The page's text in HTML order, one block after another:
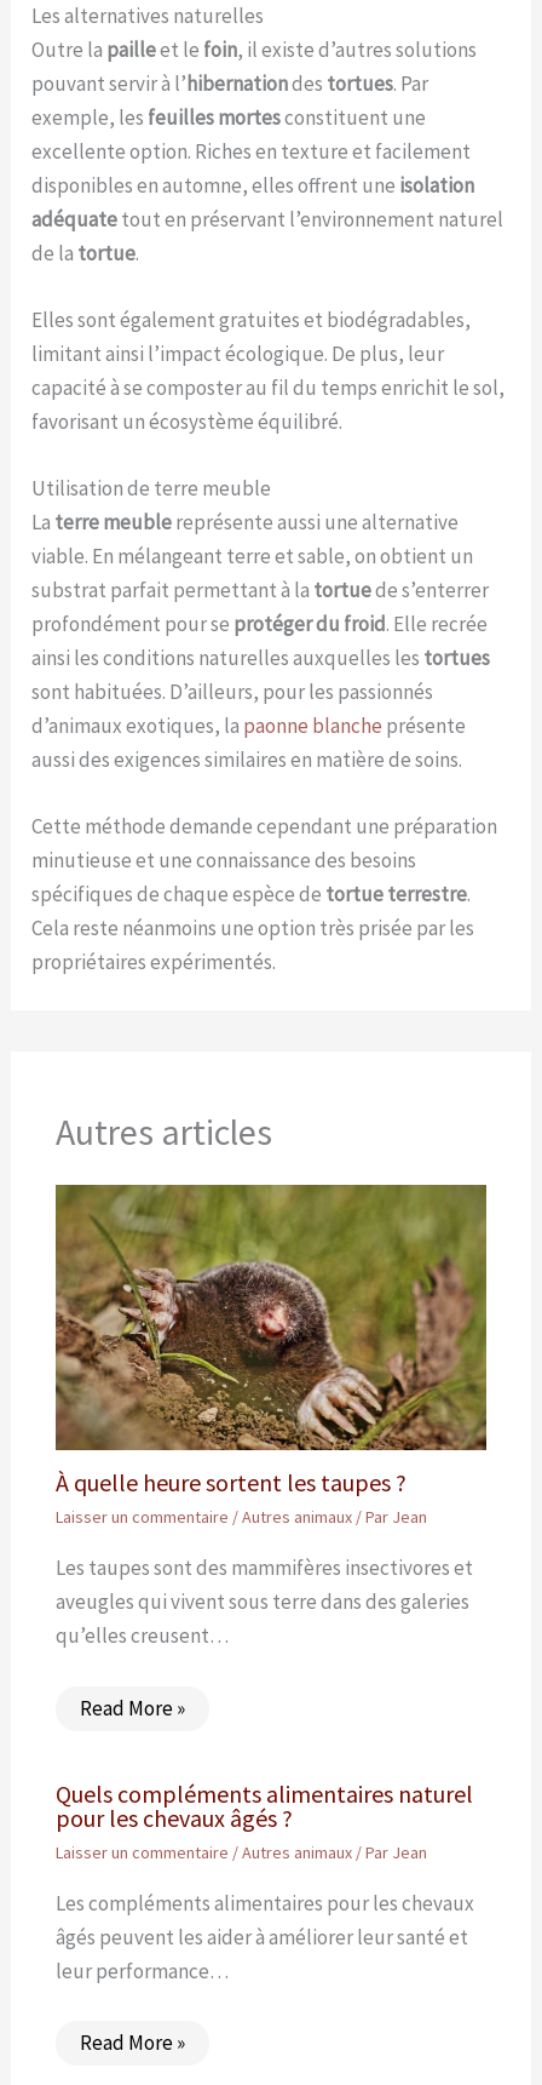
Les alternatives naturelles
Outre la pailleet le foin, il existe d’autres solutions
pouvant servir à l’hibernationdes tortues. Par
exemple, les feuilles mortesconstituent une
excellente option. Riches en texture et facilement
disponibles en automne, elles offrent une isolation
adéquatetout en préservant l’environnement naturel
de la tortue.
Elles sont également gratuites et biodégradables,
limitant ainsi l’impact écologique. De plus, leur
capacité à se composter au fil du temps enrichit le sol,
favorisant un écosystème équilibré.
Utilisation de terre meuble
La terre meublereprésente aussi une alternative
viable. En mélangeant terre et sable, on obtient un
substrat parfait permettant à la tortuede s’enterrer
profondément pour se protéger du froid. Elle recrée
ainsi les conditions naturelles auxquelles les tortues
sont habituées. D’ailleurs, pour les passionnés
d’animaux exotiques, la paonne blanche présente
aussi des exigences similaires en matière de soins.
Cette méthode demande cependant une préparation
minutieuse et une connaissance des besoins
spécifiques de chaque espèce de tortue terrestre.
Cela reste néanmoins une option très prisée par les
propriétaires expérimentés.
Autres articles
À quelle heure sortent les taupes ?
Laisser un commentaire /Autres animaux/ Par Jean
Les taupes sont des mammifères insectivores et
aveugles qui vivent sous terre dans des galeries
qu’elles creusent…
Read More »
Quels compléments alimentaires naturel
pour les chevaux âgés ?
Laisser un commentaire /Autres animaux/ Par Jean
Les compléments alimentaires pour les chevaux
âgés peuvent les aider à améliorer leur santé et
leur performance…
Read More »